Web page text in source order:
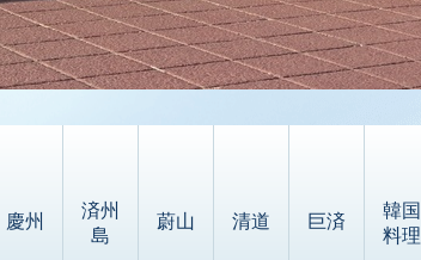
慶州
済州
島
蔚山 清道 巨済
韓国
料理